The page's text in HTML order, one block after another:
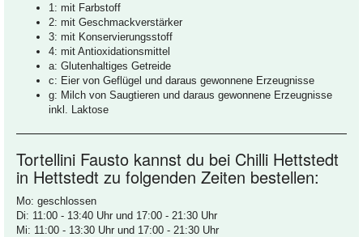
1: mit Farbstoff
2: mit Geschmackverstärker
3: mit Konservierungsstoff
4: mit Antioxidationsmittel
a: Glutenhaltiges Getreide
c: Eier von Geflügel und daraus gewonnene Erzeugnisse
g: Milch von Saugtieren und daraus gewonnene Erzeugnisse
inkl. Laktose
Tortellini Fausto kannst du bei Chilli Hettstedt
in Hettstedt zu folgenden Zeiten bestellen:
Mo: geschlossen
Di: 11:00 - 13:40 Uhr und 17:00 - 21:30 Uhr
Mi: 11:00 - 13:30 Uhr und 17:00 - 21:30 Uhr